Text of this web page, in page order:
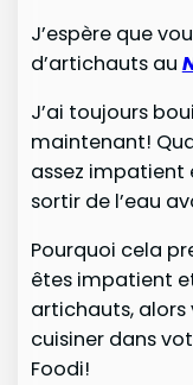
J’espère que
d’artichauts au
J’ai toujours
maintenant!
assez impatient
sortir de l’eau
Pourquoi cela
êtes impatient
artichauts, alors
cuisiner dans
Foodi!